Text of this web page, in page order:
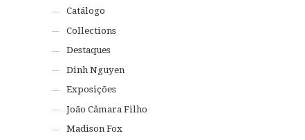
Catálogo
Collections
Destaques
Dinh Nguyen
Exposições
João Câmara Filho
Madison Fox